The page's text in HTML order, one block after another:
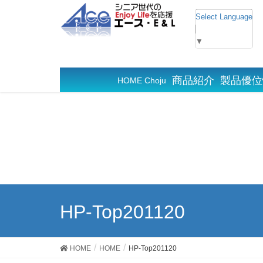
Select Language
▼
HOME Choju 商品紹介 製品優
HP-Top201120
HOME HOME HP-Top201120